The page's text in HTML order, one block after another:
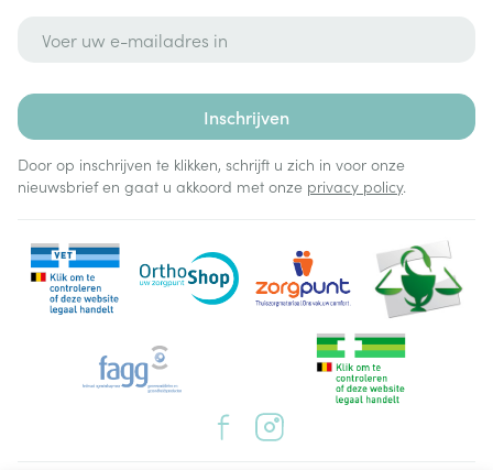
Inschrijven
Door op inschrijven te klikken, schrijft u zich in voor onze
nieuwsbrief en gaat u akkoord met onze privacy policy.